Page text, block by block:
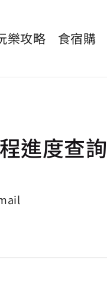
樂攻略 食宿購
進度查詢